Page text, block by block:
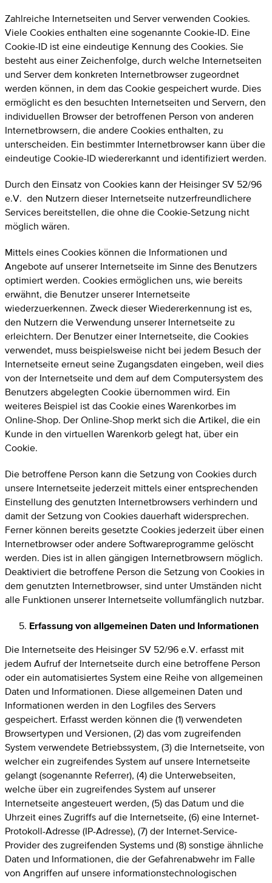
Zahlreiche Internetseiten und Server verwenden Cookies.
Viele Cookies enthalten eine sogenannte Cookie-ID. Eine
Cookie-ID ist eine eindeutige Kennung des Cookies. Sie
besteht aus einer Zeichenfolge, durch welche Internetseiten
und Server dem konkreten Internetbrowser zugeordnet
werden können, in dem das Cookie gespeichert wurde. Dies
ermöglicht es den besuchten Internetseiten und Servern, den
individuellen Browser der betroffenen Person von anderen
Internetbrowsern, die andere Cookies enthalten, zu
unterscheiden. Ein bestimmter Internetbrowser kann über die
eindeutige Cookie-ID wiedererkannt und identifiziert werden.
Durch den Einsatz von Cookies kann der Heisinger SV 52/96
e.V. den Nutzern dieser Internetseite nutzerfreundlichere
Services bereitstellen, die ohne die Cookie-Setzung nicht
möglich wären.
Mittels eines Cookies können die Informationen und
Angebote auf unserer Internetseite im Sinne des Benutzers
optimiert werden. Cookies ermöglichen uns, wie bereits
erwähnt, die Benutzer unserer Internetseite
wiederzuerkennen. Zweck dieser Wiedererkennung ist es,
den Nutzern die Verwendung unserer Internetseite zu
erleichtern. Der Benutzer einer Internetseite, die Cookies
verwendet, muss beispielsweise nicht bei jedem Besuch der
Internetseite erneut seine Zugangsdaten eingeben, weil dies
von der Internetseite und dem auf dem Computersystem des
Benutzers abgelegten Cookie übernommen wird. Ein
weiteres Beispiel ist das Cookie eines Warenkorbes im
Online-Shop. Der Online-Shop merkt sich die Artikel, die ein
Kunde in den virtuellen Warenkorb gelegt hat, über ein
Cookie.
Die betroffene Person kann die Setzung von Cookies durch
unsere Internetseite jederzeit mittels einer entsprechenden
Einstellung des genutzten Internetbrowsers verhindern und
damit der Setzung von Cookies dauerhaft widersprechen.
Ferner können bereits gesetzte Cookies jederzeit über einen
Internetbrowser oder andere Softwareprogramme gelöscht
werden. Dies ist in allen gängigen Internetbrowsern möglich.
Deaktiviert die betroffene Person die Setzung von Cookies in
dem genutzten Internetbrowser, sind unter Umständen nicht
alle Funktionen unserer Internetseite vollumfänglich nutzbar.
Erfassung von allgemeinen Daten und Informationen
Die Internetseite des Heisinger SV 52/96 e.V. erfasst mit
jedem Aufruf der Internetseite durch eine betroffene Person
oder ein automatisiertes System eine Reihe von allgemeinen
Daten und Informationen. Diese allgemeinen Daten und
Informationen werden in den Logfiles des Servers
gespeichert. Erfasst werden können die (1) verwendeten
Browsertypen und Versionen, (2) das vom zugreifenden
System verwendete Betriebssystem, (3) die Internetseite, von
welcher ein zugreifendes System auf unsere Internetseite
gelangt (sogenannte Referrer), (4) die Unterwebseiten,
welche über ein zugreifendes System auf unserer
Internetseite angesteuert werden, (5) das Datum und die
Uhrzeit eines Zugriffs auf die Internetseite, (6) eine Internet-
Protokoll-Adresse (IP-Adresse), (7) der Internet-Service-
Provider des zugreifenden Systems und (8) sonstige ähnliche
Daten und Informationen, die der Gefahrenabwehr im Falle
von Angriffen auf unsere informationstechnologischen